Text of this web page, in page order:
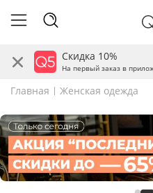
Скидка 10%
На первый заказ в
Главная Женская одежда